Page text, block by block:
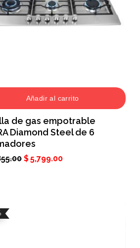
Añadir al carrito
de gas empotrable
Diamond Steel de 6
$5,799.00